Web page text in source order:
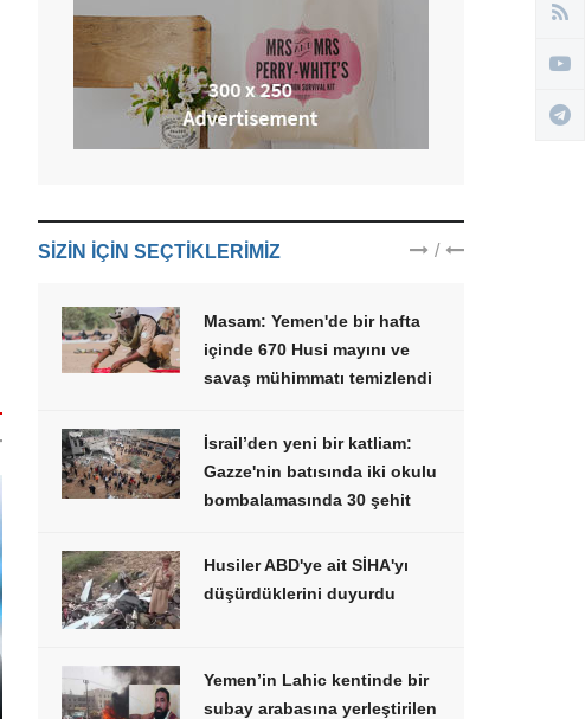
SIZIN IÇIN SEÇTIKLERIMIZ /
Masam: Yemen'de bir hafta
içinde 670 Husi mayını ve
savaş mühimmatı temizlendi
İsrail’den yeni bir katliam:
Gazze'nin batısında iki okulu
bombalamasında 30 şehit
Husiler ABD'ye ait SİHA'yı
düşürdüklerini duyurdu
Yemen’in Lahic kentinde bir
subay arabasına yerleştirilen